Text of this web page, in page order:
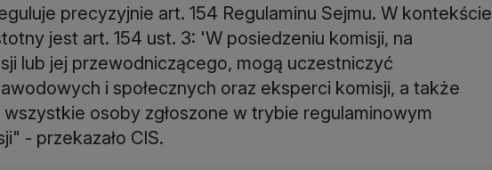
precyzyjnie art. 154 Regulaminu Sejmu. W kontekście
jest art. 154 ust. 3: 'W posiedzeniu komisji, na
lub jej przewodniczącego, mogą uczestniczyć
i społecznych oraz eksperci komisji, a także
osoby zgłoszone w trybie regulaminowym
- przekazało CIS.